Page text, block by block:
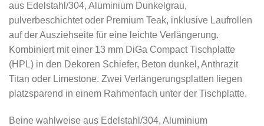
aus Edelstahl/304, Aluminium Dunkelgrau,
pulverbeschichtet oder Premium Teak, inklusive Laufrollen
auf der Ausziehseite für eine leichte Verlängerung.
Kombiniert mit einer 13 mm DiGa Compact Tischplatte
(HPL) in den Dekoren Schiefer, Beton dunkel, Anthrazit
Titan oder Limestone. Zwei Verlängerungsplatten liegen
platzsparend in einem Rahmenfach unter der Tischplatte.
Beine wahlweise aus Edelstahl/304, Aluminium